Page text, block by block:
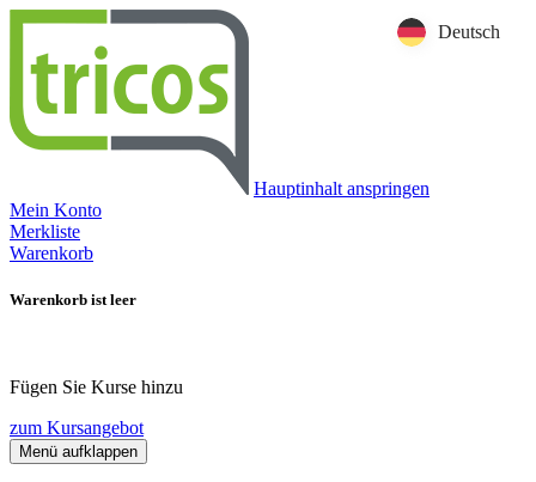
Hauptinhalt anspringen
Mein Konto
Merkliste
Warenkorb
Warenkorb ist leer
Fügen Sie Kurse hinzu
zum Kursangebot
Menü aufklappen
Deutsch